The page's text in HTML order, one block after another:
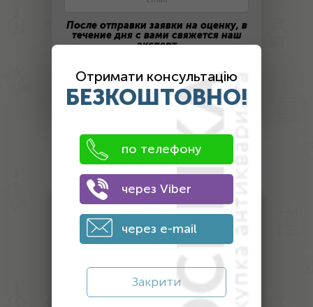
После отправки заявки на оценку, в
течение дня с вами свяжется наш
эксперт
ПОЛУЧИТЬ ЦЕНУ
Оценка
антиквариата
Монети
Інший антикваріат
Отримати консультацію
БЕЗКОШТОВНО!
по телефону
через Viber
через e-mail
Закрити